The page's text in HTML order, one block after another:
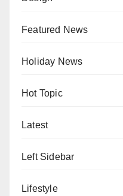
Featured News
Holiday News
Hot Topic
Latest
Left Sidebar
Lifestyle